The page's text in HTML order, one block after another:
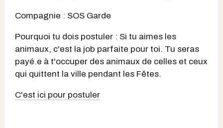
Compagnie : SOS Garde
Pourquoi tu dois postuler : Si tu aimes les
animaux, c'est la job parfaite pour toi. Tu seras
payé.e à t'occuper des animaux de celles et ceux
qui quittent la ville pendant les Fêtes.
C'est ici pour postuler